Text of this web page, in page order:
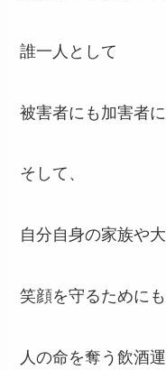
誰一人として
被害者にも加害者
そして、
自分自身の家族や
笑顔を守るためにも
人の命を奪う飲酒